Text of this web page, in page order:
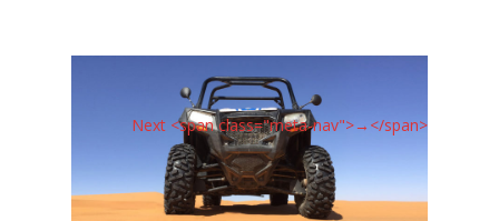
Next <span class="meta-nav">→</span>